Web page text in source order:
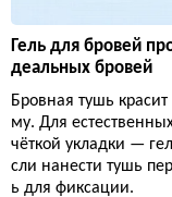
Гель для бровей
деальных бровей
Бровная тушь
му. Для
чёткой укладки —
сли нанести тушь
ь для фиксации.